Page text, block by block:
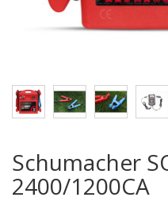
Schumacher
2400/1200CA